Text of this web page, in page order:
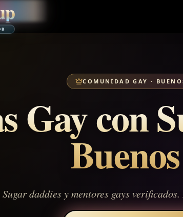
p
COMUNIDAD GAY ·
Gay con
Sugar daddies y mentores gays